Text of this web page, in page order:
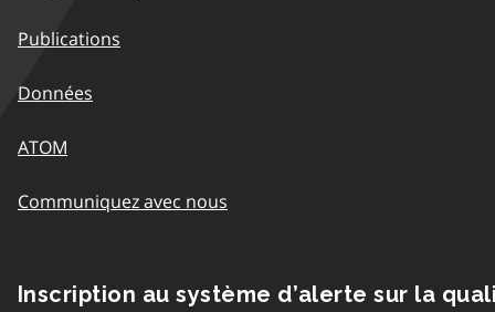
Publications
Données
ATOM
Communiquez avec nous
Inscription au système d’alerte sur la